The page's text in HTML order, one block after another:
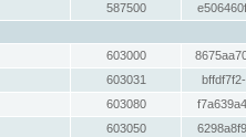
587500
603000
603031
603080
603050